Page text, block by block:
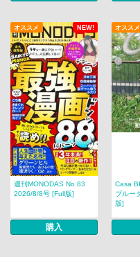
NEW!
オススメ オススメ
週刊MONODAS No.83
2026/8/8号 [Full版]
購入
Casa
ブルー
版]